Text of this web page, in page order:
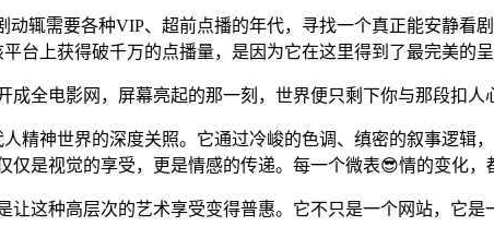
动辄需要各种VIP、超前点播的年代，寻找一个真正能安静
台上获得破千万的点播量，是因为它在这里得到了最完美的呈
成全电影网，屏幕亮起的那一刻，世界便只剩下你与那段扣人
人精神世界的深度关照。它通过冷峻的色调、缜密的叙事逻
仅是视觉的享受，更是情感的传递。每一个微表😎情的变化，
让这种高层次的艺术享受变得普惠。它不只是一个网站，它